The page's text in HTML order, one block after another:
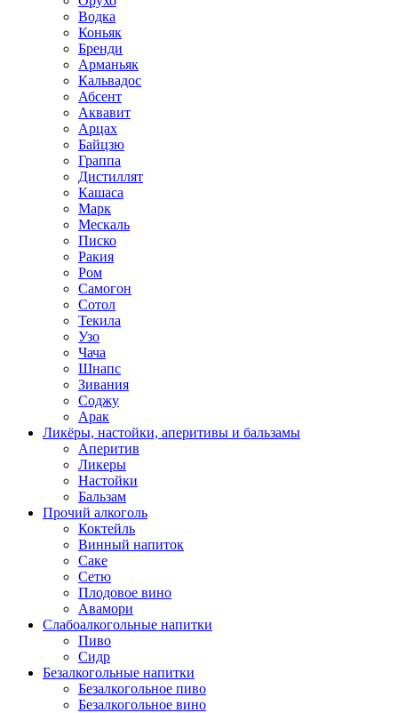
Водка
Коньяк
Бренди
Арманьяк
Кальвадос
Абсент
Аквавит
Арцах
Байцзю
Граппа
Дистиллят
Кашаса
Марк
Мескаль
Писко
Ракия
Ром
Самогон
Сотол
Текила
Узо
Чача
Шнапс
Зивания
Соджу
Арак
Ликёры, настойки, аперитивы и бальзамы
Аперитив
Ликеры
Настойки
Бальзам
Прочий алкоголь
Коктейль
Винный напиток
Саке
Сетю
Плодовое вино
Авамори
Слабоалкогольные напитки
Пиво
Сидр
Безалкогольные напитки
Безалкогольное пиво
Безалкогольное вино